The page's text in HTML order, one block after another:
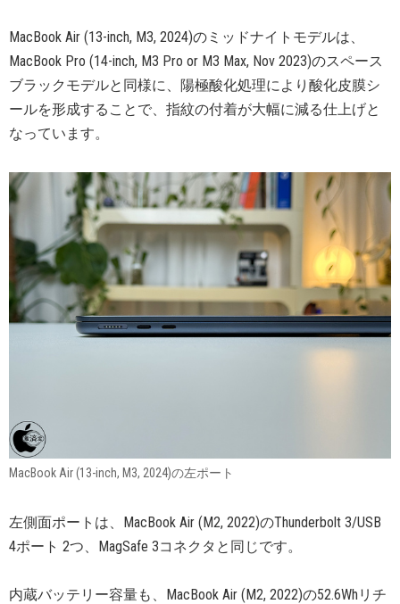
MacBook Air (13-inch, M3, 2024)のミッドナイトモデルは、
MacBook Pro (14-inch, M3 Pro or M3 Max, Nov 2023)のスペース
ブラックモデルと同様に、陽極酸化処理により酸化皮膜シ
ールを形成することで、指紋の付着が大幅に減る仕上げと
なっています。
MacBook Air (13-inch, M3, 2024)の左ポート
左側面ポートは、MacBook Air (M2, 2022)のThunderbolt 3/USB
4ポート 2つ、MagSafe 3コネクタと同じです。
内蔵バッテリー容量も、MacBook Air (M2, 2022)の52.6Whリチ